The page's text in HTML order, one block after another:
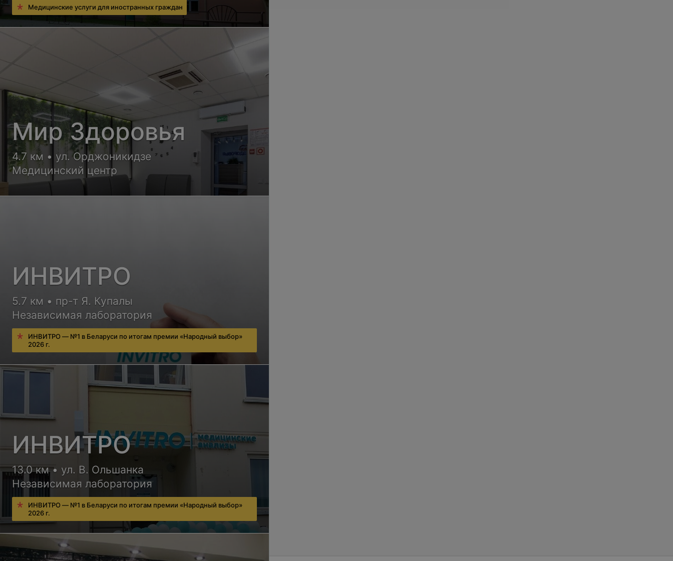
Медицинские услуги для иностранных граждан
Мир Здоровья
4.7 км • ул. Орджоникидзе
Медицинский центр
ИНВИТРО
5.7 км • пр-т Я. Купалы
Независимая лаборатория
ИНВИТРО — №1 в Беларуси по итогам премии «Народный выбор»
2026 г.
ИНВИТРО
13.0 км • ул. В. Ольшанка
Независимая лаборатория
ИНВИТРО — №1 в Беларуси по итогам премии «Народный выбор»
2026 г.